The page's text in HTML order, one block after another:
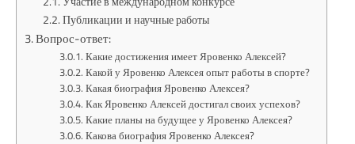
Публикации и научные работы
Вопрос-ответ:
Какие достижения имеет Яровенко Алексей?
Какой у Яровенко Алексея опыт работы в спорте?
Какая биография Яровенко Алексея?
Как Яровенко Алексей достигал своих успехов?
Какие планы на будущее у Яровенко Алексея?
Какова биография Яровенко Алексея?